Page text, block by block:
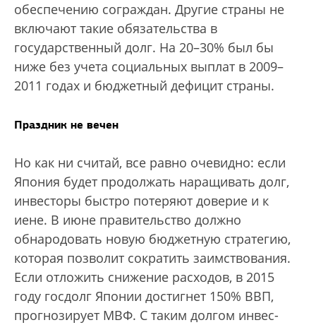
обеспечению сограждан. Другие страны не
включают такие обязательства в
государственный долг. На 20–30% был бы
ниже без учета социальных выплат в 2009–
2011 годах и бюджетный дефицит страны.
Праздник не вечен
Но как ни считай, все равно очевидно: если
Япония будет продолжать наращивать долг,
инвесторы быстро потеряют доверие и к
иене. В июне правительство должно
обнародовать новую бюджетную стратегию,
которая позволит сократить заимствования.
Если отложить снижение расходов, в 2015
году госдолг Японии достигнет 150% ВВП,
прогнозирует МВФ. С таким долгом инвес­